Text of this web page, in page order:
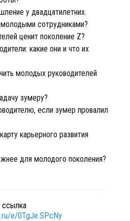
у двадцатилетних.
сотрудниками?
ценит поколение Z?
какие они и что их
молодых руководителей
зумеру?
если зумер провалил
карьерного развития
для молодого поколения?
ссылка
e/0TgJe.SPcNy